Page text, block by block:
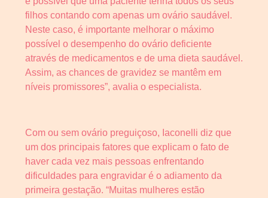
filhos contando com apenas um ovário saudável.
Neste caso, é importante melhorar o máximo
possível o desempenho do ovário deficiente
através de medicamentos e de uma dieta saudável.
Assim, as chances de gravidez se mantêm em
níveis promissores”, avalia o especialista.
Com ou sem ovário preguiçoso, Iaconelli diz que
um dos principais fatores que explicam o fato de
haver cada vez mais pessoas enfrentando
dificuldades para engravidar é o adiamento da
primeira gestação. “Muitas mulheres estão